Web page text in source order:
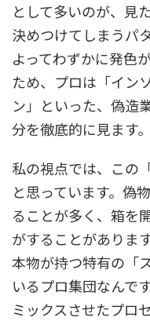
として多いのが、見
決めつけてしまうパ
よってわずかに発色
ため、プロは「イン
ン」といった、偽造
分を徹底的に見ます。
私の視点では、この
と思っています。偽
ることが多く、箱を
がすることがありま
本物が持つ特有の「
いるプロ集団なんで
ミックスさせたプロ